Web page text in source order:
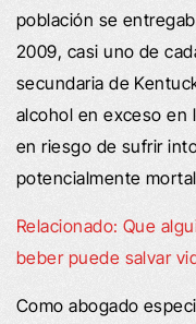
población se
2009, casi uno de
secundaria de
alcohol en exceso en
en riesgo de sufrir
potencialmente
Relacionado: Que
beber puede salvar
Como abogado